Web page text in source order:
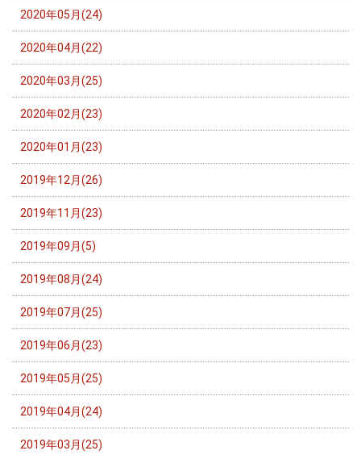
2020年05月(24)
2020年04月(22)
2020年03月(25)
2020年02月(23)
2020年01月(23)
2019年12月(26)
2019年11月(23)
2019年09月(5)
2019年08月(24)
2019年07月(25)
2019年06月(23)
2019年05月(25)
2019年04月(24)
2019年03月(25)